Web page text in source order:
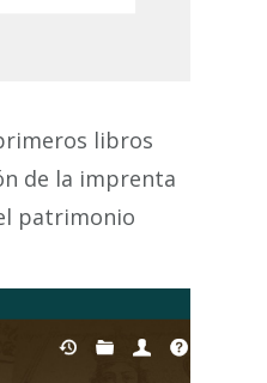
libros
de la imprenta
patrimonio